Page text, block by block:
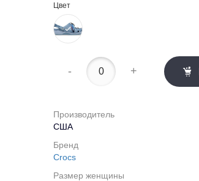
Цвет
- +
Производитель
США
Бренд
Crocs
Размер женщины